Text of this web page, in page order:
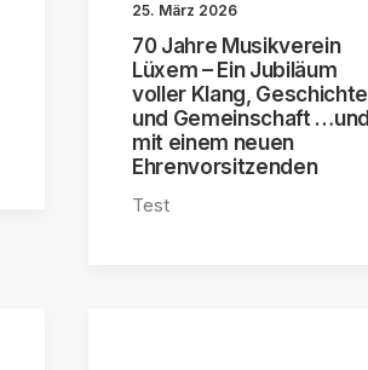
25. März 2026
70 Jahre Musikverein
Lüxem – Ein Jubiläum
voller Klang, Geschichte
und Gemeinschaft …und
mit einem neuen
Ehrenvorsitzenden
Test